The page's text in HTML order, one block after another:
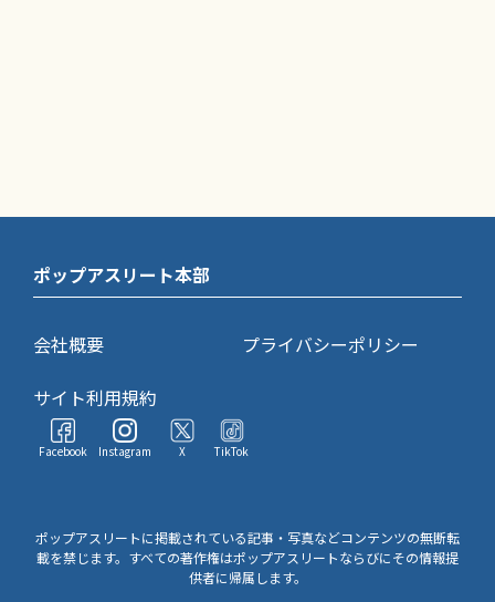
ポップアスリート本部
会社概要
プライバシーポリシー
サイト利用規約
Facebook Instagram X TikTok
ポップアスリートに掲載されている記事・写真などコンテンツの無断転
載を禁じます。すべての著作権はポップアスリートならびにその情報提
供者に帰属します。